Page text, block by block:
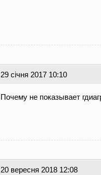
29 січня 2017 10:10
Почему не показывает
20 вересня 2018 12:08